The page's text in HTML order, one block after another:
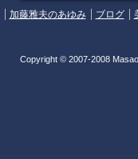
加藤雅夫のあゆみ ブログ
Copyright © 2007-2008